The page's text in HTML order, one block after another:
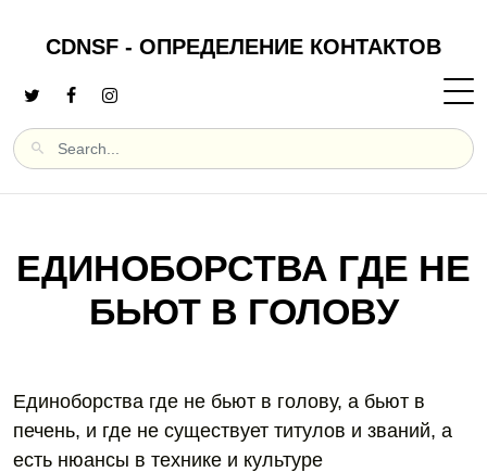
CDNSF - ОПРЕДЕЛЕНИЕ КОНТАКТОВ
ЕДИНОБОРСТВА ГДЕ НЕ
БЬЮТ В ГОЛОВУ
Единоборства где не бьют в голову, а бьют в
печень, и где не существует титулов и званий, а
есть нюансы в технике и культуре